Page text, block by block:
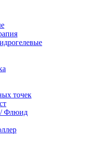
точек
Флюид